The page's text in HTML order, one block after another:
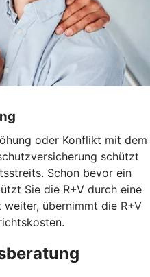
oder Konflikt mit dem
schützt
Schon bevor ein
Sie die R+V durch eine
übernimmt die R+V